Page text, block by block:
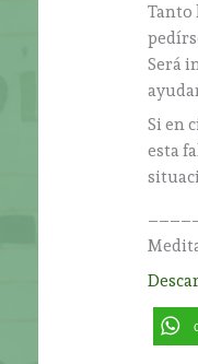
Tanto
Será
Si en
esta